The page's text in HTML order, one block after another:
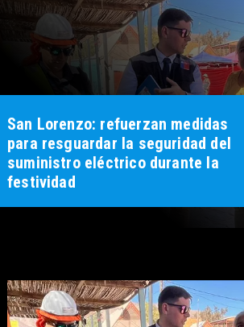
San Lorenzo: refuerzan medidas
para resguardar la seguridad del
suministro eléctrico durante la
festividad